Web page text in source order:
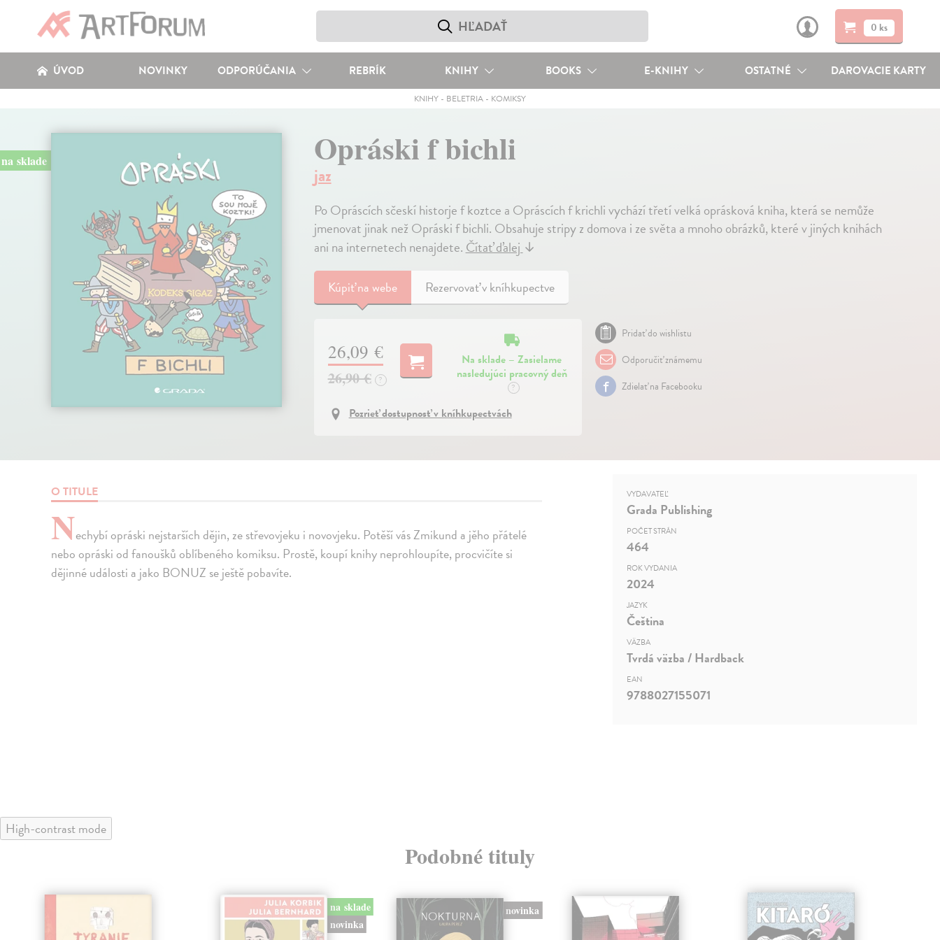
0 ks
ÚVOD NOVINKY ODPORÚČANIA REBRÍK KNIHY BOOKS E-KNIHY OSTATNÉ DAROVACIE KARTY
KNIHY- BELETRIA- KOMIKSY
na sklade Opráski f bichli
jaz
Po Opráscích sčeskí historje f koztce a Opráscích f krichli vychází třetí velká oprásková kniha, která se nemůže
jmenovat jinak než Opráski f bichli. Obsahuje stripy z domova i ze světa a mnoho obrázků, které v jiných knihách
ani na internetech nenajdete.Čítať ďalej↓
Kúpiťna webe Rezervovať v kníhkupectve
26,09 €
26,90 € ?
Na sklade – Zasielame
nasledujúci pracovný deň
?
Pozrieť dostupnosť v kníhkupectvách
Pridať do wishlistu
Odporučiť známemu
Zdielať na Facebooku
O TITULE
Nechybí opráski nejstarších dějin, ze střevovjeku i novovjeku. Potěší vás Zmikund a jěho přátelé
nebo opráski od fanoušků oblíbeného komiksu. Prostě, koupí knihy neprohloupíte, procvičíte si
dějinné události a jako BONUZ se ještě pobavíte.
VYDAVATEĽ
Grada Publishing
POČET STRÁN
464
ROK VYDANIA
2024
JAZYK
Čeština
VÄZBA
Tvrdá väzba / Hardback
EAN
9788027155071
High-contrast mode
Podobné tituly
na sklade
novinka
novinka